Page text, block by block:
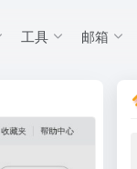
工具 邮箱